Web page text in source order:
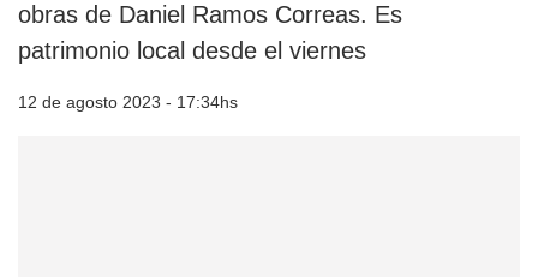
obras de Daniel Ramos Correas. Es
patrimonio local desde el viernes
12 de agosto 2023 - 17:34hs